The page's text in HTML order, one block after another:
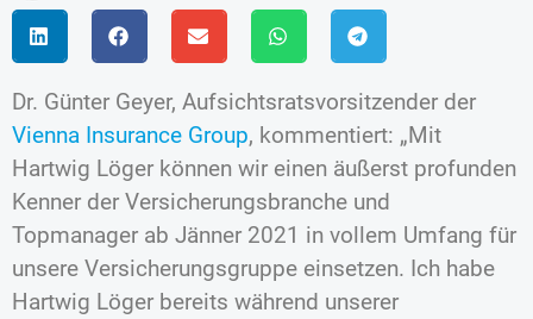
Dr. Günter Geyer, Aufsichtsratsvorsitzender der
Vienna Insurance Group, kommentiert: „Mit
Hartwig Löger können wir einen äußerst profunden
Kenner der Versicherungsbranche und
Topmanager ab Jänner 2021 in vollem Umfang für
unsere Versicherungsgruppe einsetzen. Ich habe
Hartwig Löger bereits während unserer